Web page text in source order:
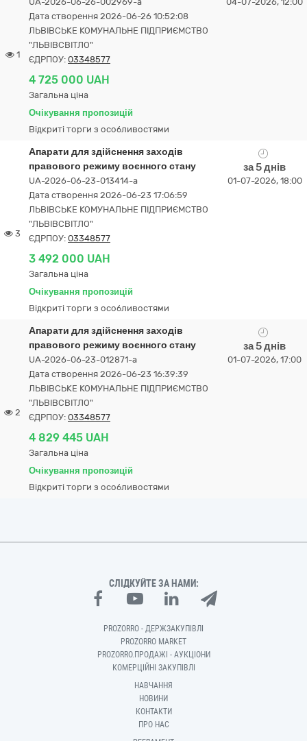
1
Дата створення 2026-06-26 10:52:08
ЛЬВІВСЬКЕ КОМУНАЛЬНЕ ПІДПРИЄМСТВО
"ЛЬВІВСВІТЛО"
ЄДРПОУ: 03348577
4 725 000 UAH
Загальна ціна
Очікування пропозицій
Відкриті торги з особливостями
3
Апарати для здійснення заходів
правового режиму воєнного стану
UA-2026-06-23-013414-a
Дата створення 2026-06-23 17:06:59
ЛЬВІВСЬКЕ КОМУНАЛЬНЕ ПІДПРИЄМСТВО
"ЛЬВІВСВІТЛО"
ЄДРПОУ: 03348577
3 492 000 UAH
Загальна ціна
Очікування пропозицій
Відкриті торги з особливостями
за 5 днів
01-07-2026, 18:00
2
Апарати для здійснення заходів
правового режиму воєнного стану
UA-2026-06-23-012871-a
Дата створення 2026-06-23 16:39:39
ЛЬВІВСЬКЕ КОМУНАЛЬНЕ ПІДПРИЄМСТВО
"ЛЬВІВСВІТЛО"
ЄДРПОУ: 03348577
4 829 445 UAH
Загальна ціна
Очікування пропозицій
Відкриті торги з особливостями
за 5 днів
01-07-2026, 17:00
СЛІДКУЙТЕ ЗА НАМИ:
PROZORRO - ДЕРЖЗАКУПІВЛІ
PROZORRO MARKET
PROZORRO.ПРОДАЖІ - АУКЦІОНИ
КОМЕРЦІЙНІ ЗАКУПІВЛІ
НАВЧАННЯ
НОВИНИ
КОНТАКТИ
ПРО НАС